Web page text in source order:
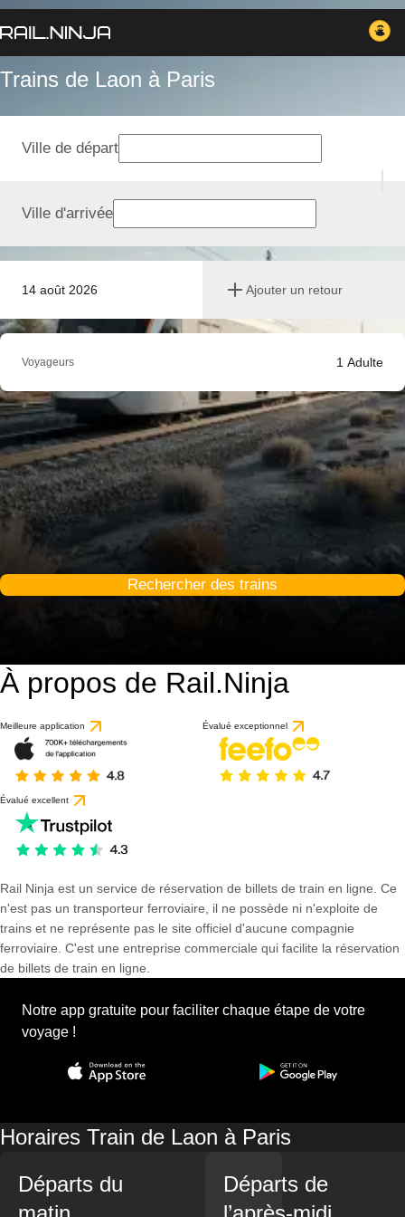
Trains de Laon à Paris
14 août 2026 Ajouter un retour
Ville de départ
Ville d'arrivée
Voyageurs 1 Adulte
Rechercher des trains
À propos de Rail.Ninja
Meilleure application Évalué exceptionnel
Évalué excellent
Rail Ninja est un service de réservation de billets de train en ligne. Ce
n'est pas un transporteur ferroviaire, il ne possède ni n'exploite de
trains et ne représente pas le site officiel d'aucune compagnie
ferroviaire. C'est une entreprise commerciale qui facilite la réservation
de billets de train en ligne.
Notre app gratuite pour faciliter chaque étape de votre
voyage !
Horaires Train de Laon à Paris
Départs du
Départs de
basé sur 1 avis